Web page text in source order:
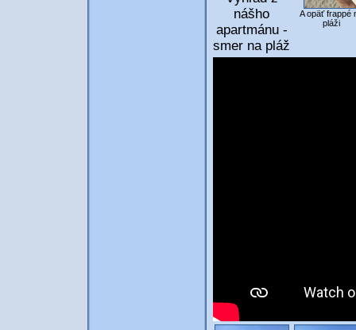
nášho
apartmánu -
smer na pláž
A opäť frappé
pláži